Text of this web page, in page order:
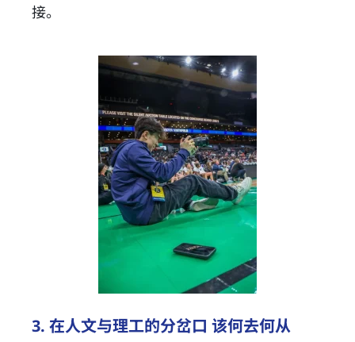
接。
3. 在人文与理工的分岔口 该何去何从